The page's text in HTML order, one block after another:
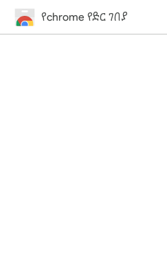
የchrome የድር ገበያ